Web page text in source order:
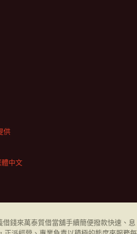
供
體中文
借錢來萬泰質借當舖手續簡便撥款快速、息